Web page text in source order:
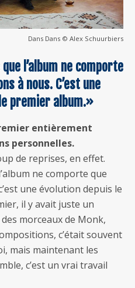
Dans Dans © Alex Schuurbiers
l’album ne comporte
à nous. C’est une
premier album.»
entièrement
personnelles.
de reprises, en effet.
ne comporte que
une évolution depuis le
il y avait juste un
morceaux de Monk,
c’était souvent
mais maintenant les
c’est un vrai travail